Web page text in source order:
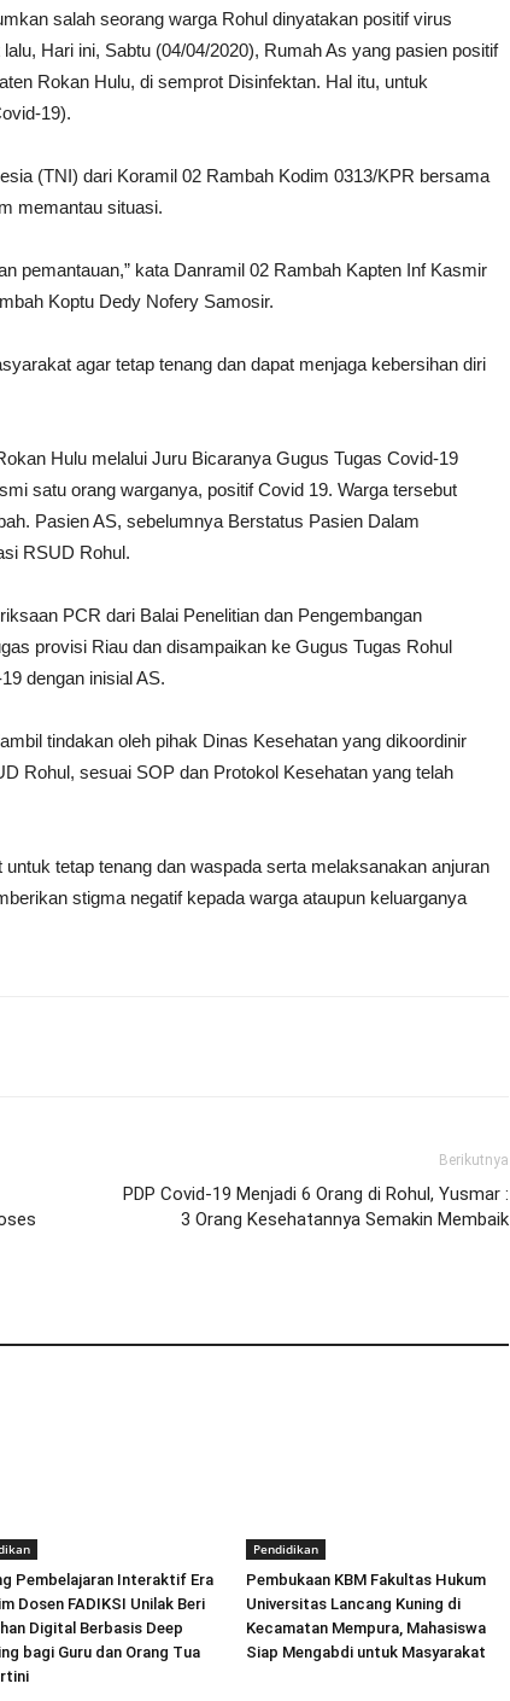
salah seorang warga Rohul dinyatakan positif virus
Hari ini, Sabtu (04/04/2020), Rumah As yang pasien positif
Rokan Hulu, di semprot Disinfektan. Hal itu, untuk
19).
(TNI) dari Koramil 02 Rambah Kodim 0313/KPR bersama
memantau situasi.
pemantauan,” kata Danramil 02 Rambah Kapten Inf Kasmir
Koptu Dedy Nofery Samosir.
agar tetap tenang dan dapat menjaga kebersihan diri
Hulu melalui Juru Bicaranya Gugus Tugas Covid-19
satu orang warganya, positif Covid 19. Warga tersebut
Pasien AS, sebelumnya Berstatus Pasien Dalam
RSUD Rohul.
PCR dari Balai Penelitian dan Pengembangan
provisi Riau dan disampaikan ke Gugus Tugas Rohul
dengan inisial AS.
tindakan oleh pihak Dinas Kesehatan yang dikoordinir
Rohul, sesuai SOP dan Protokol Kesehatan yang telah
tetap tenang dan waspada serta melaksanakan anjuran
stigma negatif kepada warga ataupun keluarganya
Berikutnya
PDP Covid-19 Menjadi 6 Orang di Rohul, Yusmar :
3 Orang Kesehatannya Semakin Membaik
Pembelajaran Interaktif Era
Dosen FADIKSI Unilak Beri
Digital Berbasis Deep
bagi Guru dan Orang Tua
Pendidikan
Pembukaan KBM Fakultas Hukum
Universitas Lancang Kuning di
Kecamatan Mempura, Mahasiswa
Siap Mengabdi untuk Masyarakat